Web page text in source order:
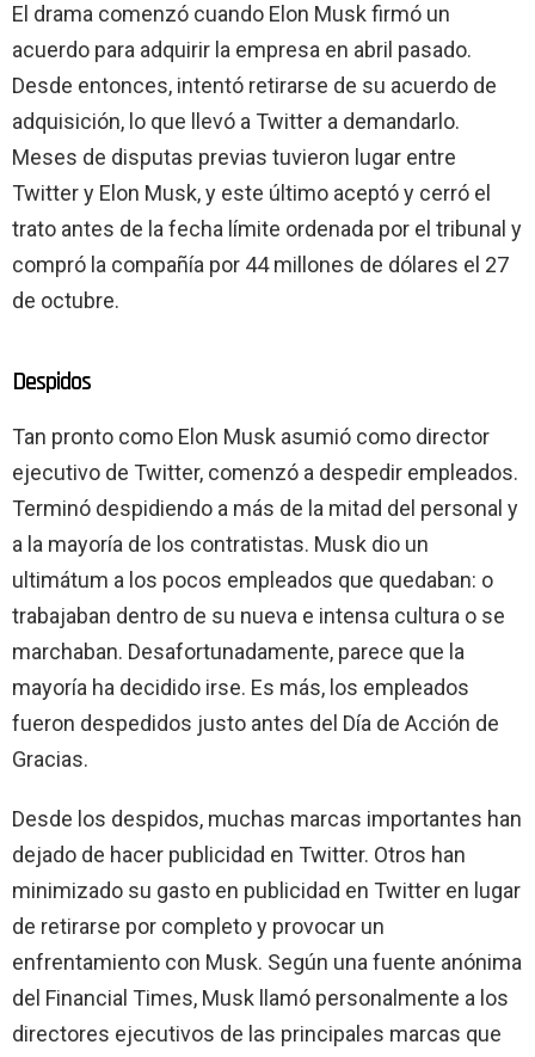
El drama comenzó cuando Elon Musk firmó un
acuerdo para adquirir la empresa en abril pasado.
Desde entonces, intentó retirarse de su acuerdo de
adquisición, lo que llevó a Twitter a demandarlo.
Meses de disputas previas tuvieron lugar entre
Twitter y Elon Musk, y este último aceptó y cerró el
trato antes de la fecha límite ordenada por el tribunal y
compró la compañía por 44 millones de dólares el 27
de octubre.
Despidos
Tan pronto como Elon Musk asumió como director
ejecutivo de Twitter, comenzó a despedir empleados.
Terminó despidiendo a más de la mitad del personal y
a la mayoría de los contratistas. Musk dio un
ultimátum a los pocos empleados que quedaban: o
trabajaban dentro de su nueva e intensa cultura o se
marchaban. Desafortunadamente, parece que la
mayoría ha decidido irse. Es más, los empleados
fueron despedidos justo antes del Día de Acción de
Gracias.
Desde los despidos, muchas marcas importantes han
dejado de hacer publicidad en Twitter. Otros han
minimizado su gasto en publicidad en Twitter en lugar
de retirarse por completo y provocar un
enfrentamiento con Musk. Según una fuente anónima
del Financial Times, Musk llamó personalmente a los
directores ejecutivos de las principales marcas que